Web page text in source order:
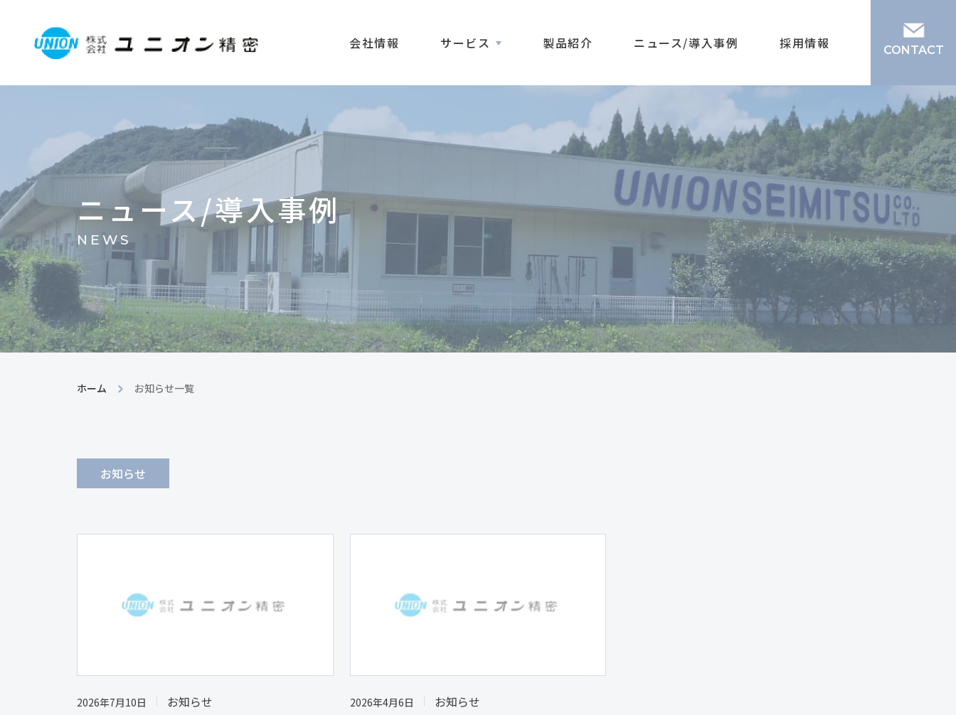
会社情報 サービス 製品紹介 ニュース/導入事例 採用情報 CONTACT
ニュース/導入事例
NEWS
ホーム お知らせ一覧
お知らせ
2026年7月10日 お知らせ 2026年4月6日 お知らせ